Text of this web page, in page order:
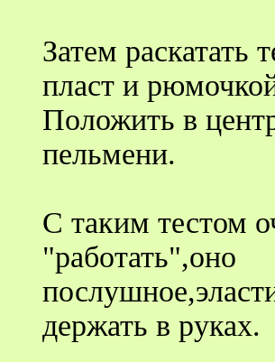
Затем раскатать
пласт и
Положить в
пельмени.
С таким тестом
"работать",оно
держать в руках.